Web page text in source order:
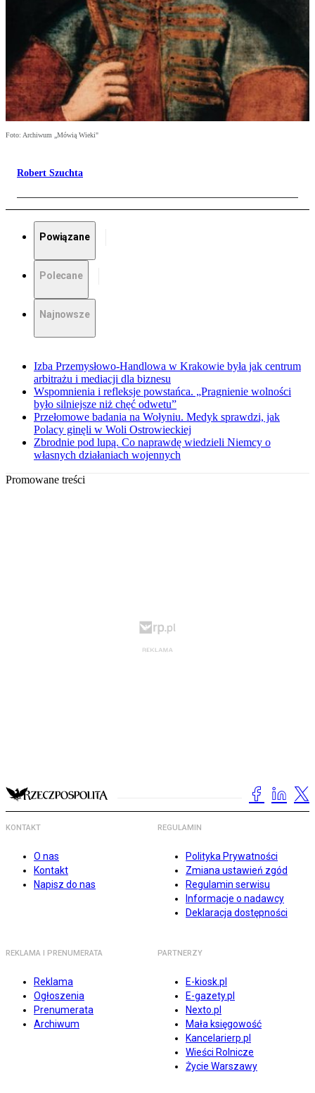
Foto: Archiwum „Mówią Wieki"
Robert Szuchta
Powiązane
Polecane
Najnowsze
Izba Przemysłowo-Handlowa w Krakowie była jak centrum
arbitrażu i mediacji dla biznesu
Wspomnienia i refleksje powstańca. „Pragnienie wolności
było silniejsze niż chęć odwetu”
Przełomowe badania na Wołyniu. Medyk sprawdzi, jak
Polacy ginęli w Woli Ostrowieckiej
Zbrodnie pod lupą. Co naprawdę wiedzieli Niemcy o
własnych działaniach wojennych
Promowane treści
KONTAKT
O nas
Kontakt
Napisz do nas
REGULAMIN
Polityka Prywatności
Zmiana ustawień zgód
Regulamin serwisu
Informacje o nadawcy
Deklaracja dostępności
REKLAMA I PRENUMERATA
Reklama
Ogłoszenia
Prenumerata
Archiwum
PARTNERZY
E-kiosk.pl
E-gazety.pl
Nexto.pl
Mała księgowość
Kancelarierp.pl
Wieści Rolnicze
Życie Warszawy